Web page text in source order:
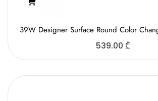
39W Designer Surface Round Color
539.00 ₾